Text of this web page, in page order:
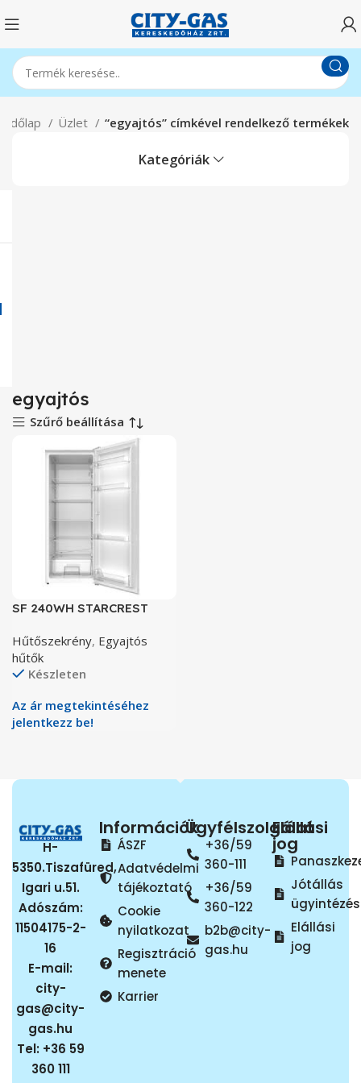
Üzlet “egyajtós” címkével rendelkező termékek
Kategóriák
egyajtós
Szűrő beállítása
SF 240WH STARCREST
Hűtőszekrény, Egyajtós
hűtők
Készleten
Az ár megtekintéséhez
jelentkezz be!
H-
5350.Tiszafüred,
Igari u.51.
Adószám:
11504175-2-
16
E-mail:
city-
gas@city-
gas.hu
Tel: +36 59
360 111
Információk
ÁSZF
Adatvédelmi
tájékoztató
Cookie
nyilatkozat
Regisztráció
menete
Karrier
Ügyfélszolgálat
+36/59
360-111
+36/59
360-122
b2b@city-
gas.hu
Elállási
jog
Jótállás
ügyintézés
Elállási
jog